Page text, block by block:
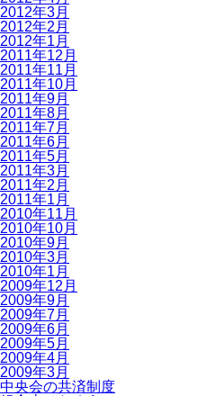
2012年3月
2012年2月
2012年1月
2011年12月
2011年11月
2011年10月
2011年9月
2011年8月
2011年7月
2011年6月
2011年5月
2011年3月
2011年2月
2011年1月
2010年11月
2010年10月
2010年9月
2010年3月
2010年1月
2009年12月
2009年9月
2009年7月
2009年6月
2009年5月
2009年4月
2009年3月
中央会の共済制度